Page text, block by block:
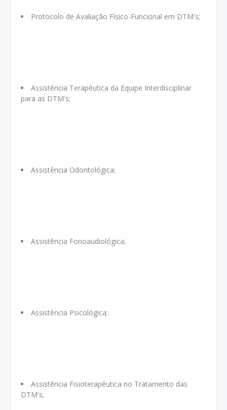
Protocolo de Avaliação Físico-Funcional em DTM's;
Assistência Terapêutica da Equipe Interdisciplinar
para as DTM's;
Assistência Odontológica;
Assistência Fonoaudiológica;
Assistência Psicológica;
Assistência Fisioterapêutica no Tratamento das
DTM's;